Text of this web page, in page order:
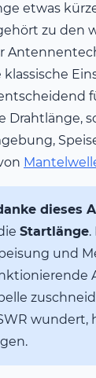
etwas
zu den
klassische
Drahtlänge,
dieses
Startlänge.
und
wundert,